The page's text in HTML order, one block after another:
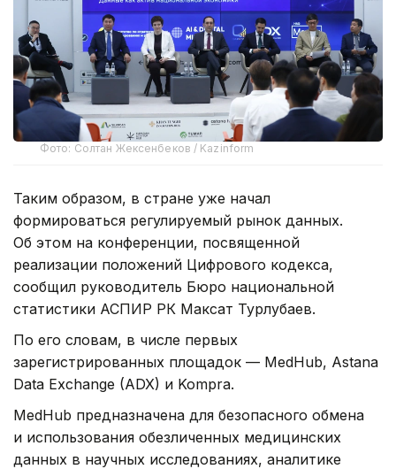
Фото: Солтан Жексенбеков / Kazinform
Таким образом, в стране уже начал
формироваться регулируемый рынок данных.
Об этом на конференции, посвященной
реализации положений Цифрового кодекса,
сообщил руководитель Бюро национальной
статистики АСПИР РК Максат Турлубаев.
По его словам, в числе первых
зарегистрированных площадок — MedHub, Astana
Data Exchange (ADX) и Kompra.
MedHub предназначена для безопасного обмена
и использования обезличенных медицинских
данных в научных исследованиях, аналитике